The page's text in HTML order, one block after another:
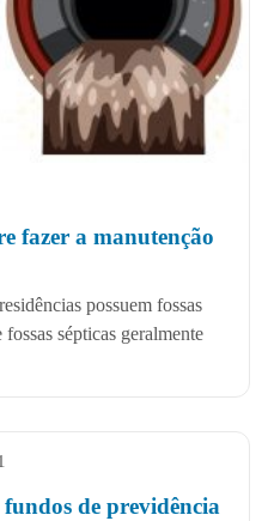
fazer a manutenção
possuem fossas
sépticas geralmente
fundos de previdência